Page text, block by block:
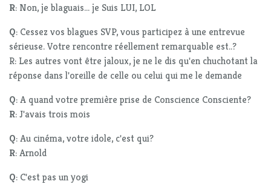
R: Non, je blaguais... je Suis LUI, LOL
Q: Cessez vos blagues SVP, vous participez à une entrevue
sérieuse. Votre rencontre réellement remarquable est..?
R: Les autres vont être jaloux, je ne le dis qu'en chuchotant la
réponse dans l'oreille de celle ou celui qui me le demande
Q: A quand votre première prise de Conscience Consciente?
R: J'avais trois mois
Q: Au cinéma, votre idole, c'est qui?
R: Arnold
Q: C'est pas un yogi